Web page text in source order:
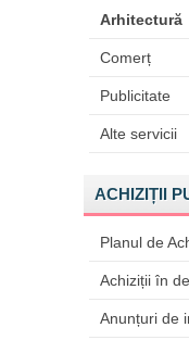
Arhitectură
Comerț
Publicitate
Alte servicii
ACHIZIȚII
Planul de
Achiziții în
Anunțuri de